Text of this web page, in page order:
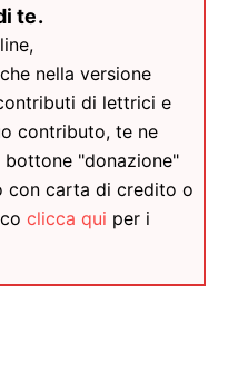
te.
nella versione
di lettrici e
contributo, te ne
"donazione"
con carta di credito o
clicca qui per i